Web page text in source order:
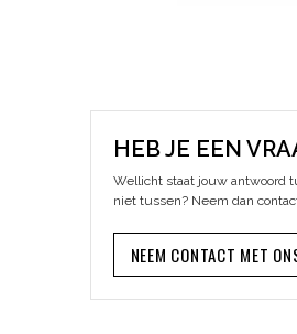
HEB JE EEN
Wellicht staat jouw antwoord
niet tussen? Neem dan
NEEM CONTACT MET